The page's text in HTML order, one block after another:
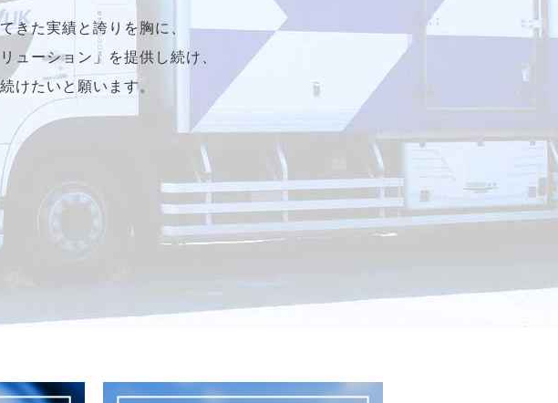
きた実績と誇りを胸に、
ューション」を提供し続け、
けたいと願います。